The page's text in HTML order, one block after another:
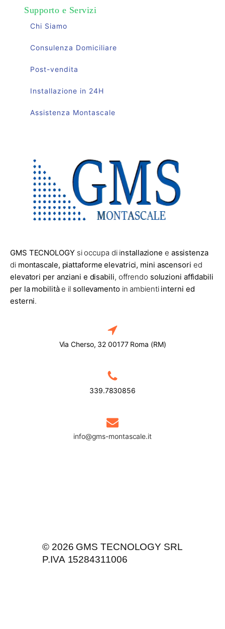
Supporto e Servizi
Chi Siamo
Consulenza Domiciliare
Post-vendita
Installazione in 24H
Assistenza Montascale
GMS TECNOLOGYsi occupa di installazione e assistenza
di montascale, piattaforme elevatrici, mini ascensori ed
elevatori per anziani e disabili, offrendo soluzioni affidabili
per la mobilitàe il sollevamento in ambienti interni ed
esterni.
Via Cherso, 32 00177 Roma (RM)
339.7830856
info@gms-montascale.it
© 2026 GMS TECNOLOGY SRL
P.IVA 15284311006